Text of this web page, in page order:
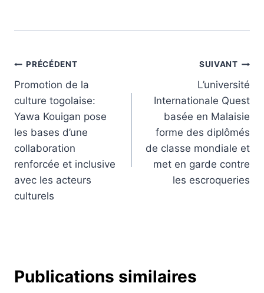
Navigation
de
l’article
PRÉCÉDENT
Promotion de la
culture togolaise:
Yawa Kouigan pose
les bases d’une
collaboration
renforcée et inclusive
avec les acteurs
culturels
SUIVANT
L’université
Internationale Quest
basée en Malaisie
forme des diplômés
de classe mondiale et
met en garde contre
les escroqueries
Publications similaires